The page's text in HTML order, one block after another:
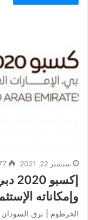
سبتمبر 22, 2021
وإمكاناته